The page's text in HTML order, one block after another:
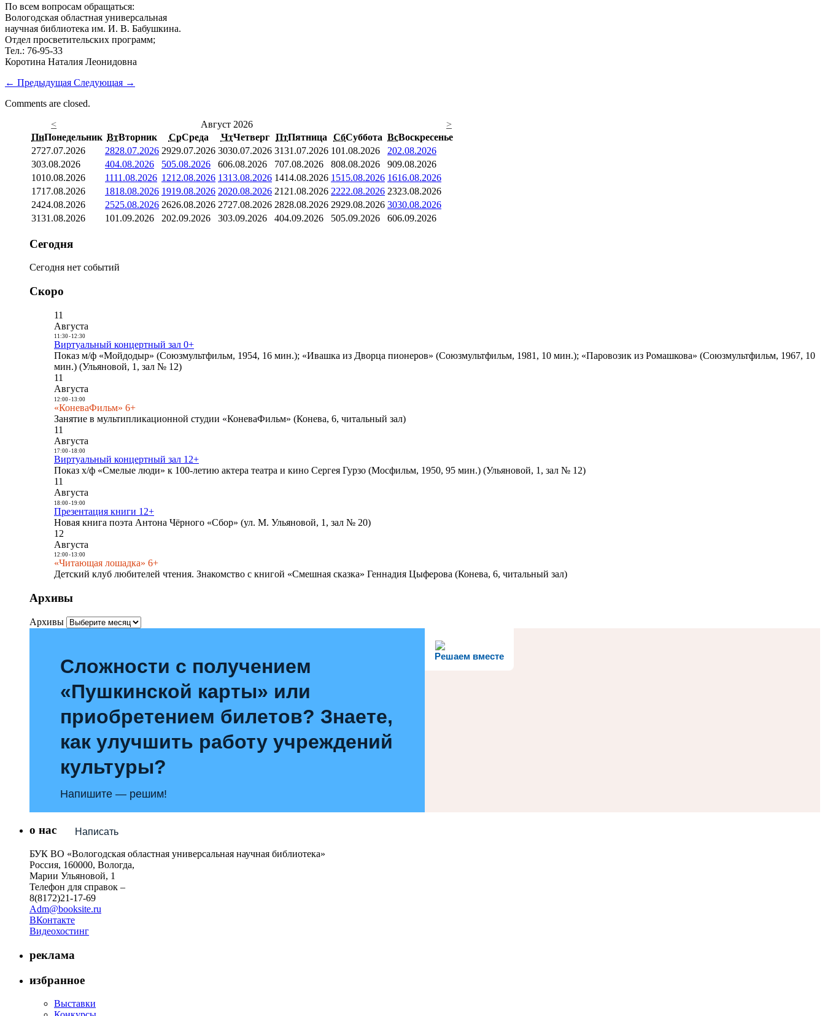
По всем вопросам обращаться:
Вологодская областная универсальная
научная библиотека им. И. В. Бабушкина.
Отдел просветительских программ;
Тел.: 76-95-33
Коротина Наталия Леонидовна
← Предыдущая Следующая →
Comments are closed.
<
Август 2026
>
ПнПонедельник ВтВторник СрСреда ЧтЧетверг ПтПятница СбСуббота ВсВоскресенье
2727.07.2026 2828.07.2026 2929.07.2026 3030.07.2026 3131.07.2026 101.08.2026 202.08.2026
303.08.2026 404.08.2026 505.08.2026 606.08.2026 707.08.2026 808.08.2026 909.08.2026
1010.08.2026 1111.08.2026 1212.08.2026 1313.08.2026 1414.08.2026 1515.08.2026 1616.08.2026
1717.08.2026 1818.08.2026 1919.08.2026 2020.08.2026 21 21.08.2026 2222.08.2026 2323.08.2026
2424.08.2026 2525.08.2026 2626.08.2026 2727.08.2026 2828.08.2026 2929.08.2026 3030.08.2026
3131.08.2026 101.09.2026 202.09.2026 303.09.2026 404.09.2026 505.09.2026 606.09.2026
Сегодня
Сегодня нет событий
Скоро
11
Августа
11:30- 12:30
Виртуальный концертный зал 0+
Показ м/ф «Мойдодыр» (Союзмультфильм, 1954, 16 мин.); «Ивашка из Дворца пионеров» (Союзмультфильм, 1981, 10 мин.); «Паровозик из Ромашкова» (Союзмультфильм, 1967, 10
мин.) (Ульяновой, 1, зал № 12)
11
Августа
12:00- 13:00
«КоневаФильм» 6+
Занятие в мультипликационной студии «КоневаФильм» (Конева, 6, читальный зал)
11
Августа
17:00- 18:00
Виртуальный концертный зал 12+
Показ х/ф «Смелые люди» к 100-летию актера театра и кино Сергея Гурзо (Мосфильм, 1950, 95 мин.) (Ульяновой, 1, зал № 12)
11
Августа
18:00- 19:00
Презентация книги 12+
Новая книга поэта Антона Чёрного «Сбор» (ул. М. Ульяновой, 1, зал № 20)
12
Августа
12:00- 13:00
«Читающая лошадка» 6+
Детский клуб любителей чтения. Знакомство с книгой «Смешная сказка» Геннадия Цыферова (Конева, 6, читальный зал)
Архивы
Архивы
Решаем вместе
Сложности с получением
«Пушкинской карты» или
приобретением билетов? Знаете,
как улучшить работу учреждений
культуры?
Напишите — решим!
Написать
о нас
БУК ВО «Вологодская областная универсальная научная библиотека»
Россия, 160000, Вологда,
Марии Ульяновой, 1
Телефон для справок –
8(8172)21-17-69
Adm@booksite.ru
ВКонтакте
Видеохостинг
реклама
избранное
Выставки